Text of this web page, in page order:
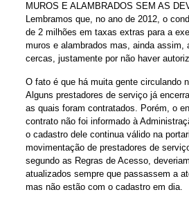
MUROS E ALAMBRADOS SEM AS
Lembramos que, no ano de 2012, o
de 2 milhões em taxas extras para a
muros e alambrados mas, ainda assim,
cercas, justamente por não haver
O fato é que há muita gente circulando
Alguns prestadores de serviço já
as quais foram contratados. Porém, o
contrato não foi informado à
o cadastro dele continua válido na
movimentação de prestadores de
segundo as Regras de Acesso,
atualizados sempre que passassem a
mas não estão com o cadastro em dia.